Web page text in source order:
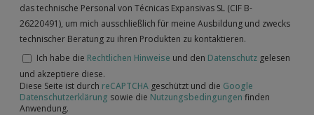
das technische Personal von Técnicas Expansivas SL (CIF B-
26220491), um mich ausschließlich für meine Ausbildung und zwecks
technischer Beratung zu ihren Produkten zu kontaktieren.
Ich habe die Rechtlichen Hinweise und den Datenschutz gelesen
und akzeptiere diese.
Diese Seite ist durch reCAPTCHA geschützt und die Google
Datenschutzerklärung sowie die Nutzungsbedingungen finden
Anwendung.